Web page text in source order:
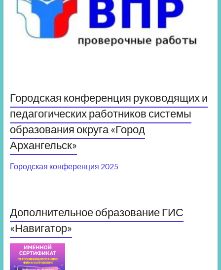
Городская конференция руководящих и
педагогических работников системы
образования округа «Город
Архангельск»
Городская конференция 2025
Дополнительное образование ГИС
«Навигатор»